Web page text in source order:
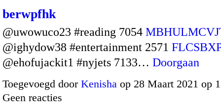
berwpfhk
@uwowuco23 #reading 7054
@ighydow38 #entertainment 2571
@ehofujackit1 #nyjets 7133… Doorgaan
Toegevoegd door Kenisha op 28 Maart 2021 op
Geen reacties